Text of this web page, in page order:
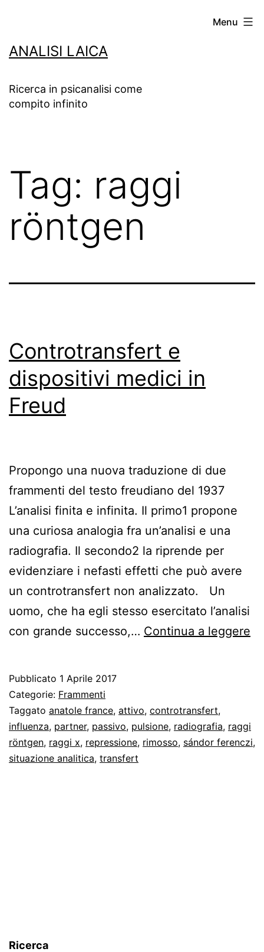
contenuto
ANALISI LAICA
Ricerca in psicanalisi come
compito infinito
Menu
Tag: raggi
röntgen
Controtransfert e
dispositivi medici in
Freud
Propongo una nuova traduzione di due
frammenti del testo freudiano del 1937
L’analisi finita e infinita. Il primo1 propone
una curiosa analogia fra un’analisi e una
radiografia. Il secondo2 la riprende per
evidenziare i nefasti effetti che può avere
un controtransfert non analizzato. Un
uomo, che ha egli stesso esercitato l’analisi
con grande successo,… Continua a leggere
Pubblicato 1 Aprile 2017
Categorie: Frammenti
Taggato anatole france, attivo, controtransfert,
influenza, partner, passivo, pulsione, radiografia, raggi
röntgen, raggi x, repressione, rimosso, sándor ferenczi,
situazione analitica, transfert
Ricerca